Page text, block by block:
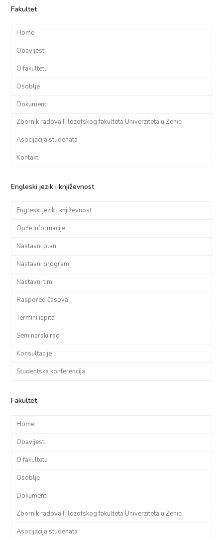
Fakultet
Home
Obavijesti
O fakultetu
Osoblje
Dokumenti
Zbornik radova Filozofskog fakulteta Univerziteta u Zenici
Asocijacija studenata
Kontakt
Engleski jezik i književnost
Engleski jezik i književnost
Opće informacije
Nastavni plan
Nastavni program
Nastavni tim
Raspored časova
Termini ispita
Seminarski rad
Konsultacije
Studentska konferencija
Fakultet
Home
Obavijesti
O fakultetu
Osoblje
Dokumenti
Zbornik radova Filozofskog fakulteta Univerziteta u Zenici
Asocijacija studenata